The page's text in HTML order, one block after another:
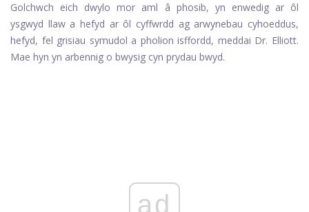
Golchwch eich dwylo mor aml â phosib, yn enwedig ar ôl
ysgwyd llaw a hefyd ar ôl cyffwrdd ag arwynebau cyhoeddus,
hefyd, fel grisiau symudol a pholion isffordd, meddai Dr. Elliott.
Mae hyn yn arbennig o bwysig cyn prydau bwyd.
ad